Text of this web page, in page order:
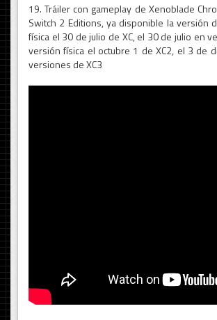
19. Tráiler con gameplay de Xenoblade
Switch 2 Editions, ya disponible la versión
física el 30 de julio de XC, el 30 de julio en
versión física el octubre 1 de XC2, el 3 de
versiones de XC3